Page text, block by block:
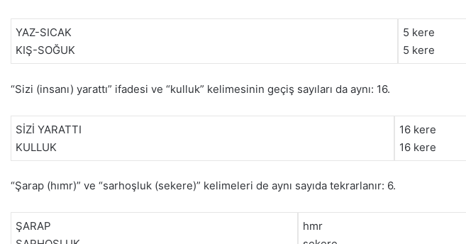
YAZ-SICAK
KIŞ-SOĞUK
5 kere
5 kere
“Sizi (insanı) yarattı” ifadesi ve “kulluk” kelimesinin geçiş sayıları da aynı: 16.
SİZİ YARATTI
KULLUK
16 kere
16 kere
“Şarap (hımr)” ve “sarhoşluk (sekere)” kelimeleri de aynı sayıda tekrarlanır: 6.
ŞARAP
hmr